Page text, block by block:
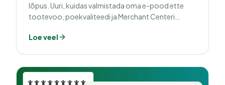
lõpus. Uuri, kuidas valmistada oma e-pood ette
tootevoo, poekvaliteedi ja Merchant Centeri
Loe veel